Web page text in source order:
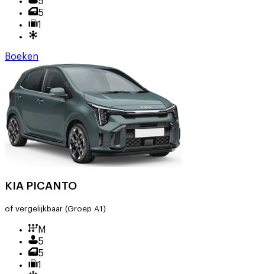
5
1
Boeken
KIA PICANTO
of vergelijkbaar (Groep A1)
M
5
5
1